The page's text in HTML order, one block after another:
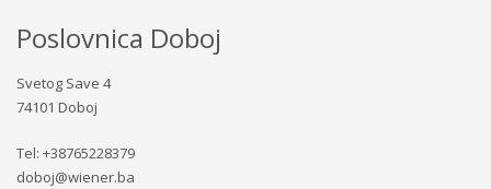
Poslovnica Doboj
Svetog Save 4
74101 Doboj
Tel: +38765228379
doboj@wiener.ba